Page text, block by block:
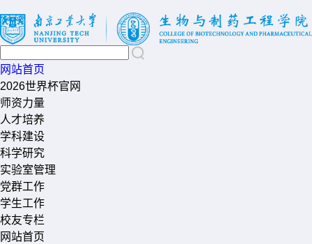
网站首页
2026世界杯官网
师资力量
人才培养
学科建设
科学研究
实验室管理
党群工作
学生工作
校友专栏
网站首页